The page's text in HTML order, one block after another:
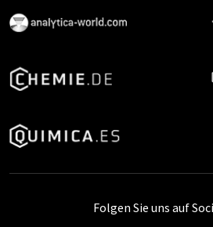
Folgen Sie uns auf